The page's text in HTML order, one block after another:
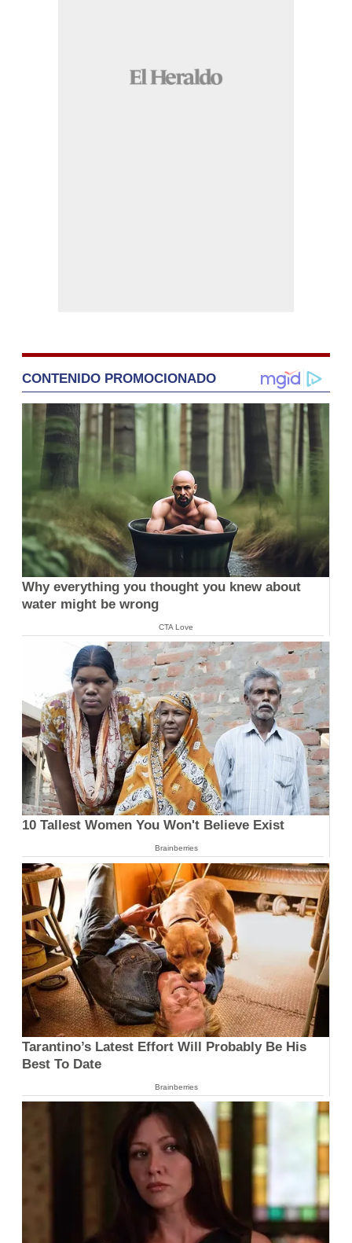
CONTENIDO PROMOCIONADO
Why everything you thought you knew about
water might be wrong
CTA Love
10 Tallest Women You Won't Believe Exist
Brainberries
Tarantino’s Latest Effort Will Probably Be His
Best To Date
Brainberries